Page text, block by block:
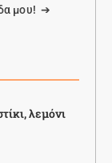
μου! ➔
λεμόνι